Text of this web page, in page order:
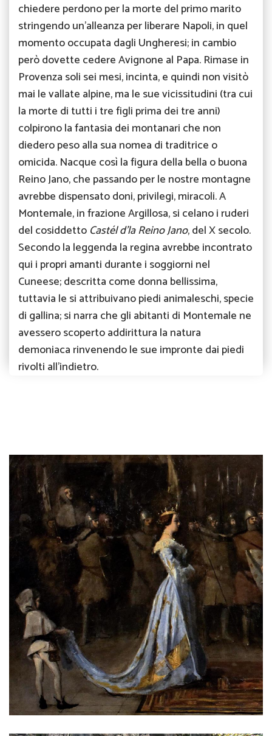
chiedere perdono per la morte del primo marito
stringendo un’alleanza per liberare Napoli, in quel
momento occupata dagli Ungheresi; in cambio
però dovette cedere Avignone al Papa. Rimase in
Provenza soli sei mesi, incinta, e quindi non visitò
mai le vallate alpine, ma le sue vicissitudini (tra cui
la morte di tutti i tre figli prima dei tre anni)
colpirono la fantasia dei montanari che non
diedero peso alla sua nomea di traditrice o
omicida. Nacque così la figura della bella o buona
Reino Jano, che passando per le nostre montagne
avrebbe dispensato doni, privilegi, miracoli. A
Montemale, in frazione Argillosa, si celano i ruderi
del cosiddetto Castél d’la Reino Jano, del X secolo.
Secondo la leggenda la regina avrebbe incontrato
qui i propri amanti durante i soggiorni nel
Cuneese; descritta come donna bellissima,
tuttavia le si attribuivano piedi animaleschi, specie
di gallina; si narra che gli abitanti di Montemale ne
avessero scoperto addirittura la natura
demoniaca rinvenendo le sue impronte dai piedi
rivolti all’indietro.